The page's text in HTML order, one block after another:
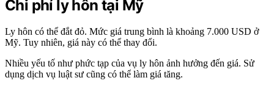
Chi phí ly hôn tại Mỹ
Ly hôn có thể đắt đỏ. Mức giá trung bình là khoảng 7.000 USD ở
Mỹ. Tuy nhiên, giá này có thể thay đổi.
Nhiều yếu tố như phức tạp của vụ ly hôn ảnh hưởng đến giá. Sử
dụng dịch vụ luật sư cũng có thể làm giá tăng.